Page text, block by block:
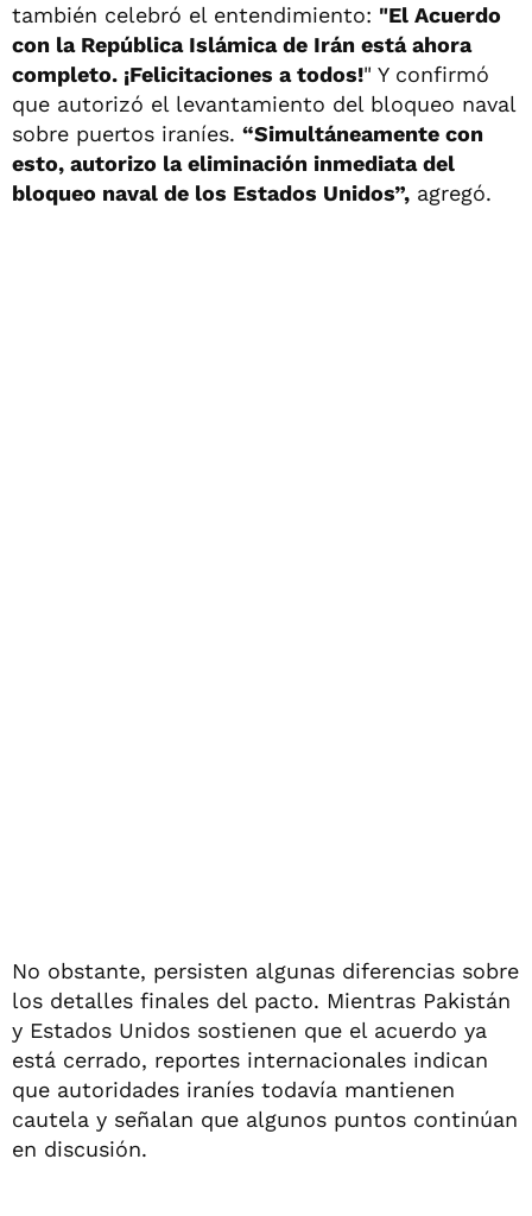
también celebró el entendimiento: "El Acuerdo
con la República Islámica de Irán está ahora
completo. ¡Felicitaciones a todos!" Y confirmó
que autorizó el levantamiento del bloqueo naval
sobre puertos iraníes. “Simultáneamente con
esto, autorizo la eliminación inmediata del
bloqueo naval de los Estados Unidos”, agregó.
No obstante, persisten algunas diferencias sobre
los detalles finales del pacto. Mientras Pakistán
y Estados Unidos sostienen que el acuerdo ya
está cerrado, reportes internacionales indican
que autoridades iraníes todavía mantienen
cautela y señalan que algunos puntos continúan
en discusión.